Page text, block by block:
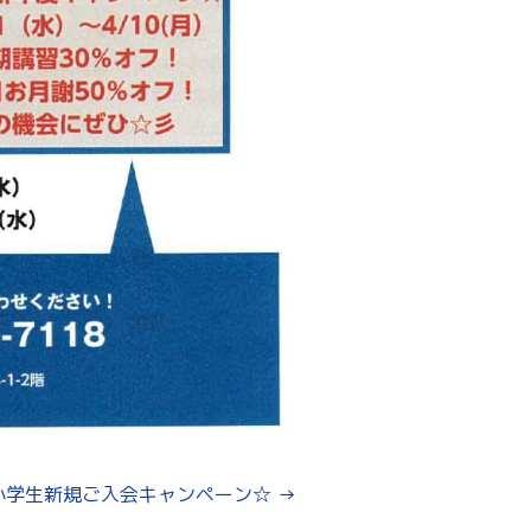
学生新規ご入会キャンペーン☆ →